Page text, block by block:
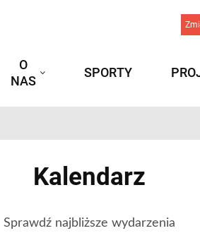
O
NAS
SPORTY
Kalendarz
Sprawdź najbliższe wydarzenia